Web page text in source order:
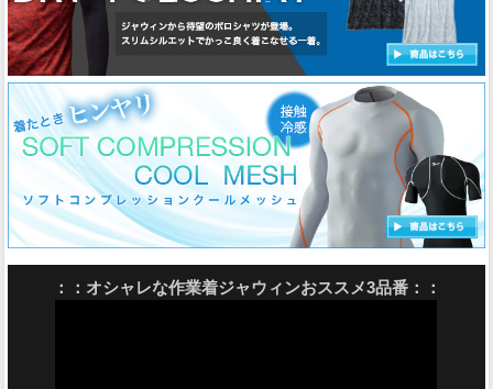
：：オシャレな作業着ジャウィンおススメ3品番：：